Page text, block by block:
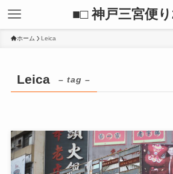
■□ 神戸三宮便
ホーム Leica
Leica – tag –